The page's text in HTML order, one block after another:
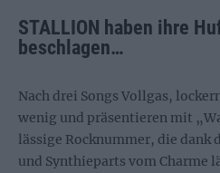
STALLION haben ihre
beschlagen…
Nach drei Songs Vollgas,
wenig und präsentieren mit
lässige Rocknummer, die dank
und Synthieparts vom Charme